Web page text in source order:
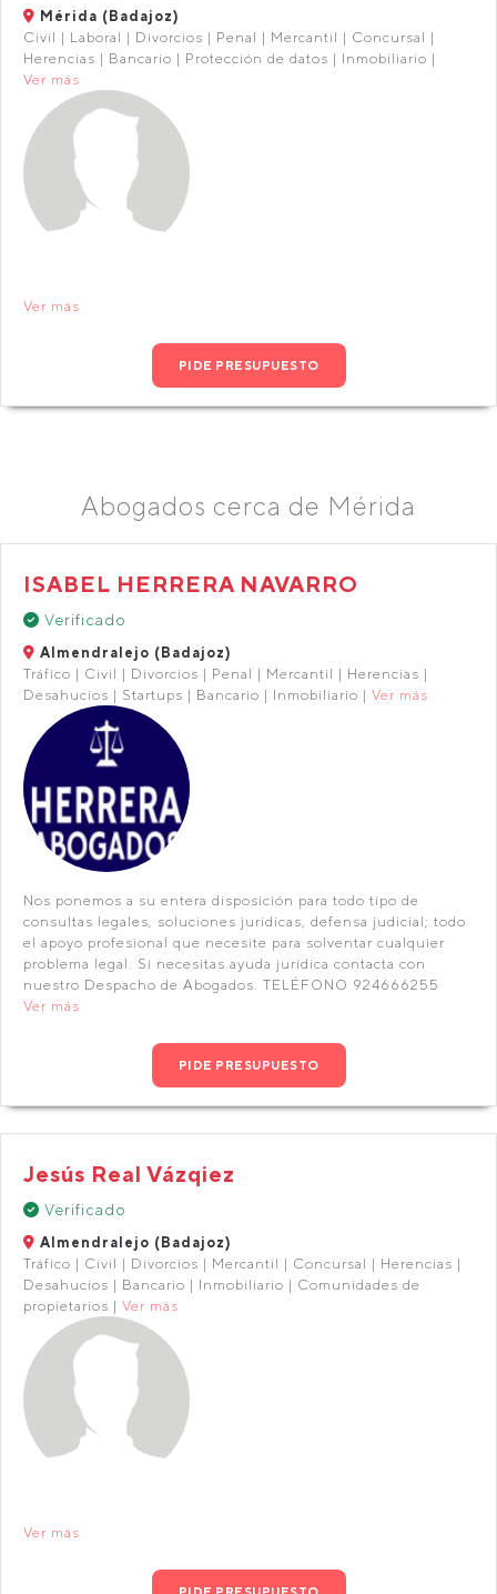
Mérida (Badajoz)
Civil | Laboral | Divorcios | Penal | Mercantil | Concursal |
Herencias | Bancario | Protección de datos | Inmobiliario |
Ver más
Ver más
PIDE PRESUPUESTO
Abogados cerca de Mérida
ISABEL HERRERA NAVARRO
Verificado
Almendralejo (Badajoz)
Tráfico | Civil | Divorcios | Penal | Mercantil | Herencias |
Desahucios | Startups | Bancario | Inmobiliario | Ver más
Nos ponemos a su entera disposición para todo tipo de
consultas legales, soluciones jurídicas, defensa judicial; todo
el apoyo profesional que necesite para solventar cualquier
problema legal. Si necesitas ayuda jurídica contacta con
nuestro Despacho de Abogados. TELÉFONO 924666255
Ver más
PIDE PRESUPUESTO
Jesús Real Vázqiez
Verificado
Almendralejo (Badajoz)
Tráfico | Civil | Divorcios | Mercantil | Concursal | Herencias |
Desahucios | Bancario | Inmobiliario | Comunidades de
propietarios | Ver más
Ver más